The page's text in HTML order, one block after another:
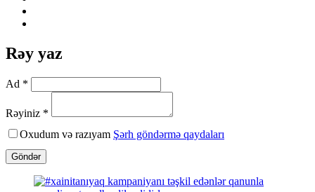
Rəy yaz
Ad *
Rəyiniz *
Oxudum və razıyam Şərh göndərmə qaydaları
Göndər